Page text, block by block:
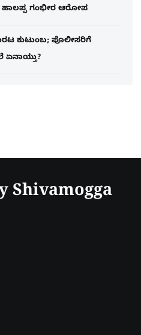
ಹಾಲಪ್ಪ ಗಂಭೀರ ಆರೋಪ
ಕುಟುಂಬ; ಪೊಲೀಸರಿಗೆ
Shivamogga